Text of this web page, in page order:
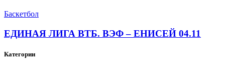
Баскетбол
ЕДИНАЯ ЛИГА ВТБ. ВЭФ – ЕНИСЕЙ 04.11
Категории